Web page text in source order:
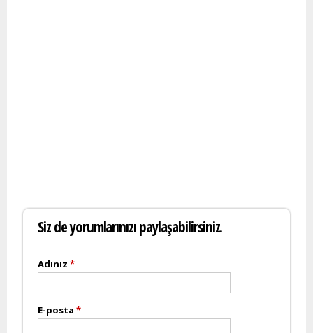
Siz de yorumlarınızı paylaşabilirsiniz.
Adınız *
E-posta *